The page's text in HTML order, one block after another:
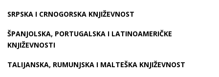
SRPSKA I CRNOGORSKA KNJIŽEVNOST
ŠPANJOLSKA, PORTUGALSKA I LATINOAMERIČKE
KNJIŽEVNOSTI
TALIJANSKA, RUMUNJSKA I MALTEŠKA KNJIŽEVNOST